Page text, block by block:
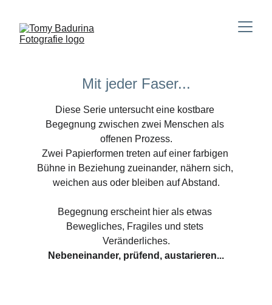
Mit jeder Faser...
Diese Serie untersucht eine kostbare
Begegnung zwischen zwei Menschen als
offenen Prozess.
Zwei Papierformen treten auf einer farbigen
Bühne in Beziehung zueinander, nähern sich,
weichen aus oder bleiben auf Abstand.
Begegnung erscheint hier als etwas
Bewegliches, Fragiles und stets
Veränderliches.
Nebeneinander, prüfend, austarieren...